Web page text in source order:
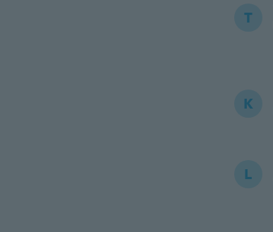
T
K
L